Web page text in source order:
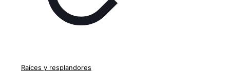
Raíces y resplandores